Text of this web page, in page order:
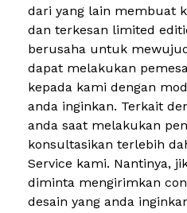
dari yang lain membuat
dan terkesan limited
berusaha untuk
dapat melakukan
kepada kami dengan
anda inginkan. Terkait
anda saat melakukan
konsultasikan terlebih
Service kami. Nantinya,
diminta mengirimkan
desain yang anda